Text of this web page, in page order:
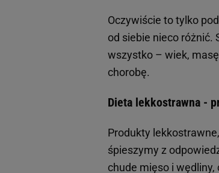
Oczywiście to tylko
od siebie nieco różnić.
wszystko – wiek,
chorobę.
Dieta lekkostrawna -
Produkty
śpieszymy z
chude mięso i